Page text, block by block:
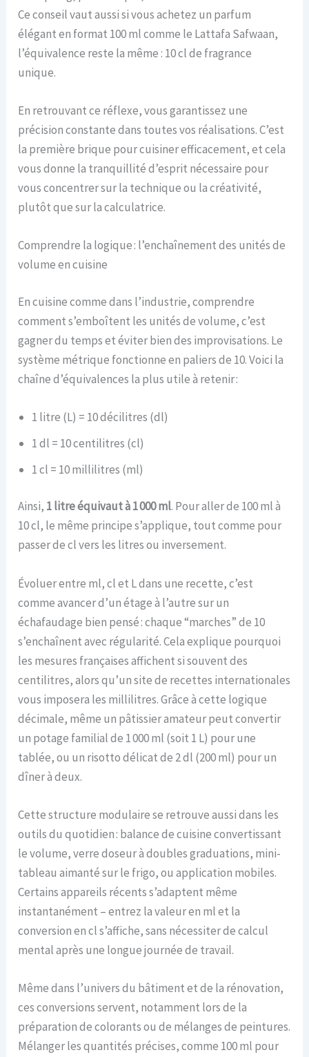
Ce conseil vaut aussi si vous achetez un parfum
élégant en format 100 ml comme le Lattafa Safwaan,
l’équivalence reste la même : 10 cl de fragrance
unique.
En retrouvant ce réflexe, vous garantissez une
précision constante dans toutes vos réalisations. C’est
la première brique pour cuisiner efficacement, et cela
vous donne la tranquillité d’esprit nécessaire pour
vous concentrer sur la technique ou la créativité,
plutôt que sur la calculatrice.
Comprendre la logique : l’enchaînement des unités de
volume en cuisine
En cuisine comme dans l’industrie, comprendre
comment s’emboîtent les unités de volume, c’est
gagner du temps et éviter bien des improvisations. Le
système métrique fonctionne en paliers de 10. Voici la
chaîne d’équivalences la plus utile à retenir :
1 litre (L) = 10 décilitres (dl)
1 dl = 10 centilitres (cl)
1 cl = 10 millilitres (ml)
Ainsi, 1 litre équivaut à 1 000 ml. Pour aller de 100 ml à
10 cl, le même principe s’applique, tout comme pour
passer de cl vers les litres ou inversement.
Évoluer entre ml, cl et L dans une recette, c’est
comme avancer d’un étage à l’autre sur un
échafaudage bien pensé : chaque “marches” de 10
s’enchaînent avec régularité. Cela explique pourquoi
les mesures françaises affichent si souvent des
centilitres, alors qu’un site de recettes internationales
vous imposera les millilitres. Grâce à cette logique
décimale, même un pâtissier amateur peut convertir
un potage familial de 1 000 ml (soit 1 L) pour une
tablée, ou un risotto délicat de 2 dl (200 ml) pour un
dîner à deux.
Cette structure modulaire se retrouve aussi dans les
outils du quotidien : balance de cuisine convertissant
le volume, verre doseur à doubles graduations, mini-
tableau aimanté sur le frigo, ou application mobiles.
Certains appareils récents s’adaptent même
instantanément – entrez la valeur en ml et la
conversion en cl s’affiche, sans nécessiter de calcul
mental après une longue journée de travail.
Même dans l’univers du bâtiment et de la rénovation,
ces conversions servent, notamment lors de la
préparation de colorants ou de mélanges de peintures.
Mélanger les quantités précises, comme 100 ml pour